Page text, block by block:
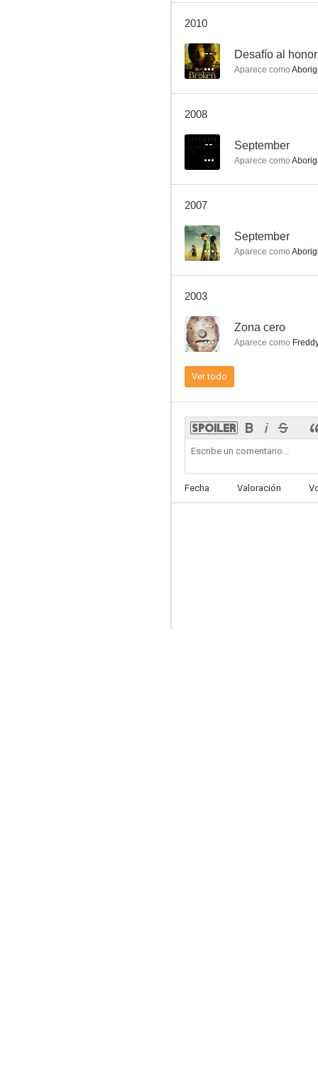
--
2010
-- Desafío al honor
Aparece como
2008
-- September
Aparece como
2007
-- September
Aparece como
2003
-- Zona cero
Aparece como
Ver todo
Fecha Valoración